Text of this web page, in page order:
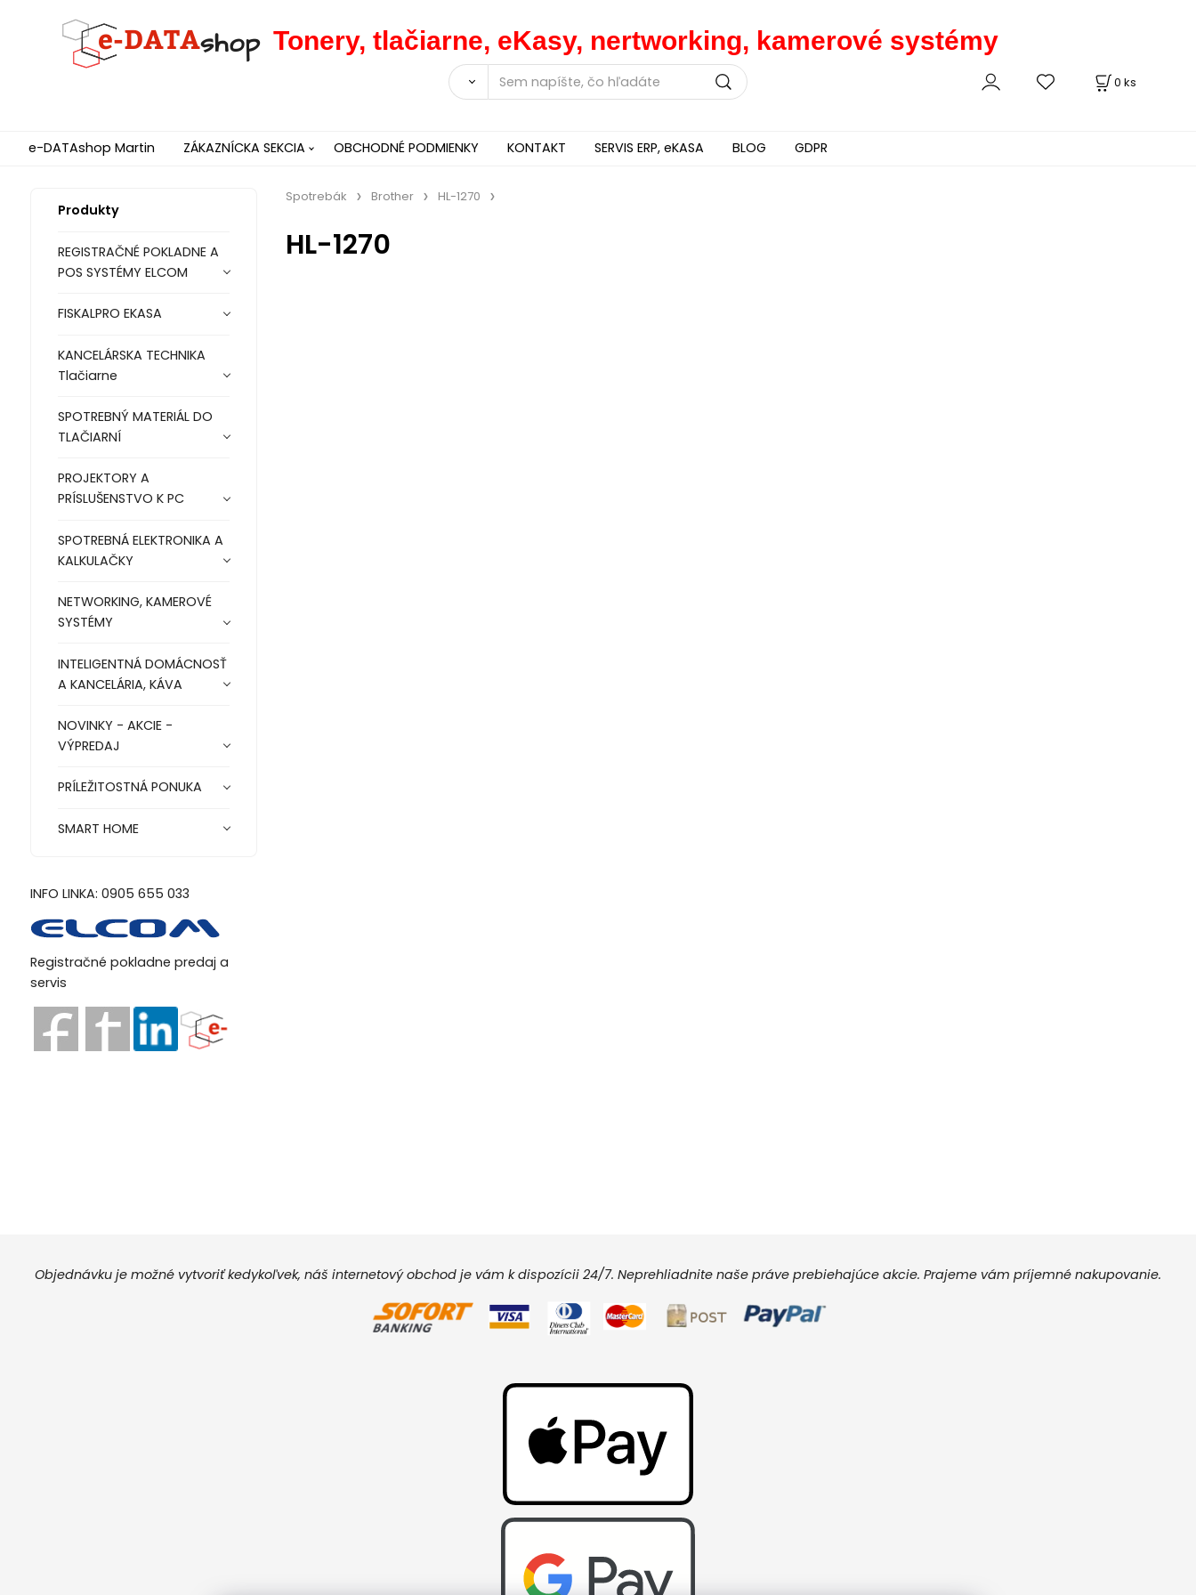
Tonery, tlačiarne, eKasy, nertworking, kamerové systémy
0 ks
e-DATAshop Martin ZÁKAZNÍCKA SEKCIA OBCHODNÉ PODMIENKY KONTAKT SERVIS ERP, eKASA BLOG GDPR
Produkty
REGISTRAČNÉ POKLADNE A
POS SYSTÉMY ELCOM
FISKALPRO EKASA
KANCELÁRSKA TECHNIKA
Tlačiarne
SPOTREBNÝ MATERIÁL DO
TLAČIARNÍ
PROJEKTORY A
PRÍSLUŠENSTVO K PC
SPOTREBNÁ ELEKTRONIKA A
KALKULAČKY
NETWORKING, KAMEROVÉ
SYSTÉMY
INTELIGENTNÁ DOMÁCNOSŤ
A KANCELÁRIA, KÁVA
NOVINKY - AKCIE -
VÝPREDAJ
PRÍLEŽITOSTNÁ PONUKA
SMART HOME
INFO LINKA: 0905 655 033
Registračné pokladne predaj a
servis
Spotrebák Brother HL-1270
HL-1270
Objednávku je možné vytvoriť kedykoľvek, náš internetový obchod je vám k dispozícii 24/7. Neprehliadnite naše práve prebiehajúce akcie. Prajeme vám príjemné nakupovanie.